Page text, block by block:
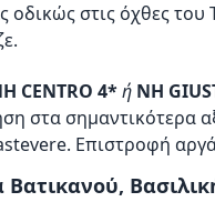
οδικώς στις όχθες
CENTRO 4*ή NH
στα σημαντικότερα
Επιστροφή